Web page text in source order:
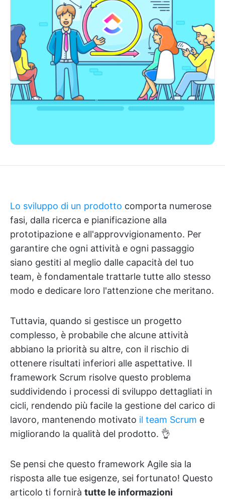
Lo sviluppo di un prodotto comporta numerose
fasi, dalla ricerca e pianificazione alla
prototipazione e all'approvvigionamento. Per
garantire che ogni attività e ogni passaggio
siano gestiti al meglio dalle capacità del tuo
team, è fondamentale trattarle tutte allo stesso
modo e dedicare loro l'attenzione che meritano.
Tuttavia, quando si gestisce un progetto
complesso, è probabile che alcune attività
abbiano la priorità su altre, con il rischio di
ottenere risultati inferiori alle aspettative. Il
framework Scrum risolve questo problema
suddividendo i processi di sviluppo dettagliati in
cicli, rendendo più facile la gestione del carico di
lavoro, mantenendo motivato il team Scrum e
migliorando la qualità del prodotto. 👌
Se pensi che questo framework Agile sia la
risposta alle tue esigenze, sei fortunato! Questo
articolo ti fornirà tutte le informazioni